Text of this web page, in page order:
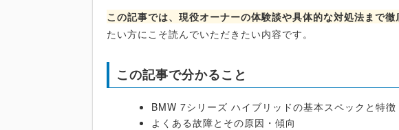
この記事では、現役オーナーの体験談や具体的な対処法まで徹
たい方にこそ読んでいただきたい内容です。
この記事で分かること
BMW 7シリーズ ハイブリッドの基本スペックと特徴
よくある故障とその原因・傾向